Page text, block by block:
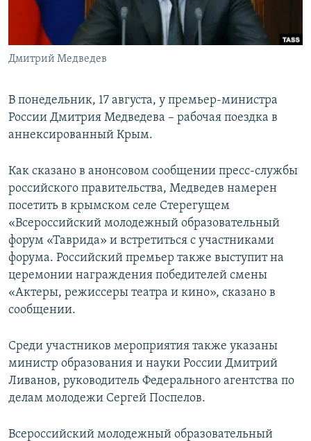
ПОБЕДИТЕЛЕЙ НЕ СУДЯТ?
КРЫМ.НЕПОКОРЕННЫЙ
ELIFBE
ПРИСОЕДИНЯЙТЕСЬ!
Все сайты RFE/RL
Дмитрий Медведев
В понедельник, 17 августа, у премьер-министра
России Дмитрия Медведева – рабочая поездка в
аннексированный Крым.
Как сказано в анонсовом сообщении пресс-службы
российского правительства, Медведев намерен
посетить в крымском селе Стерегущем
«Всероссийский молодежный образовательный
форум «Таврида» и встретиться с участниками
форума. Российский премьер также выступит на
церемонии награждения победителей смены
«Актеры, режиссеры театра и кино», сказано в
сообщении.
Среди участников мероприятия также указаны
министр образования и науки России Дмитрий
Ливанов, руководитель Федерального агентства по
делам молодежи Сергей Поспелов.
Всероссийский молодежный образовательный